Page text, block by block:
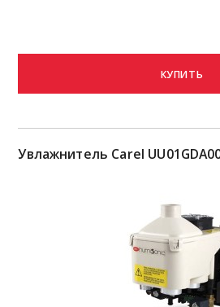
КУПИТЬ
Увлажнитель Carel